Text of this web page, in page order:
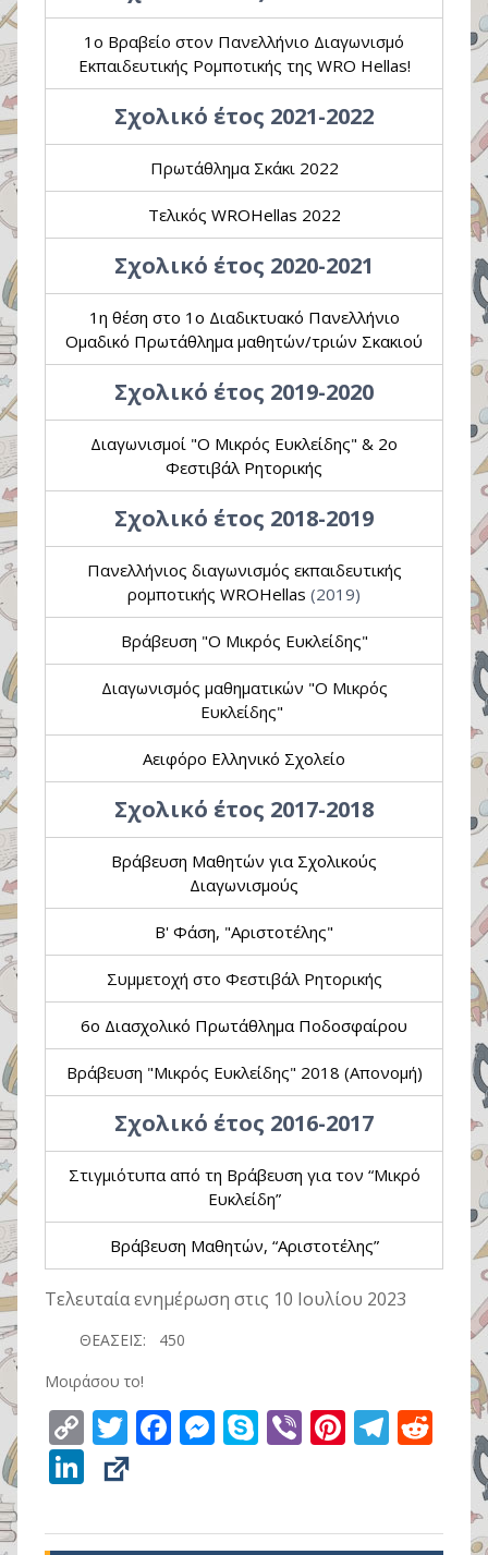
1ο Βραβείο στον Πανελλήνιο Διαγωνισμό
Εκπαιδευτικής Ρομποτικής της WRO Hellas!
Σχολικό έτος 2021-2022
Πρωτάθλημα Σκάκι 2022
Τελικός WROHellas 2022
Σχολικό έτος 2020-2021
1η θέση στο 1ο Διαδικτυακό Πανελλήνιο
Ομαδικό Πρωτάθλημα μαθητών/τριών Σκακιού
Σχολικό έτος 2019-2020
Διαγωνισμοί "Ο Μικρός Ευκλείδης" & 2ο
Φεστιβάλ Ρητορικής
Σχολικό έτος 2018-2019
Πανελλήνιος διαγωνισμός εκπαιδευτικής
ρομποτικής WROHellas (2019)
Βράβευση "Ο Μικρός Ευκλείδης"
Διαγωνισμός μαθηματικών "Ο Μικρός
Ευκλείδης"
Αειφόρο Ελληνικό Σχολείο
Σχολικό έτος 2017-2018
Βράβευση Μαθητών για Σχολικούς
Διαγωνισμούς
Β' Φάση, "Αριστοτέλης"
Συμμετοχή στο Φεστιβάλ Ρητορικής
6o Διασχολικό Πρωτάθλημα Ποδοσφαίρου
Βράβευση "Μικρός Ευκλείδης" 2018 (Aπονομή)
Σχολικό έτος 2016-2017
Στιγμιότυπα από τη Βράβευση για τον “Μικρό
Ευκλείδη”
Βράβευση Μαθητών, “Αριστοτέλης”
Τελευταία ενημέρωση στις 10 Ιουλίου 2023
ΘΕΑΣΕΙΣ: 450
Μοιράσου το!
C
o
p
y
T
w
er
F
b
M
e
S
p
Vi Pi
e
T
gr
R
di
Li
k